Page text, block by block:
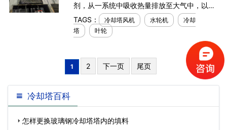
剂，从一系统中吸收热量排放至大气中，以降
低水温的装置;其冷是利用水与空气流动接触后
进行冷热交换产生蒸汽，蒸汽挥发带走热量达
到蒸发散
TAGS： 冷却塔风机 水轮机
冷却
塔
叶轮
1 2 下一页 尾页
冷却塔百科
怎样更换玻璃钢冷却塔塔内的填料